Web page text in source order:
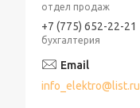
отдел продаж
+7 (775) 652-22-21
бухгалтерия
info_elektro@list.ru